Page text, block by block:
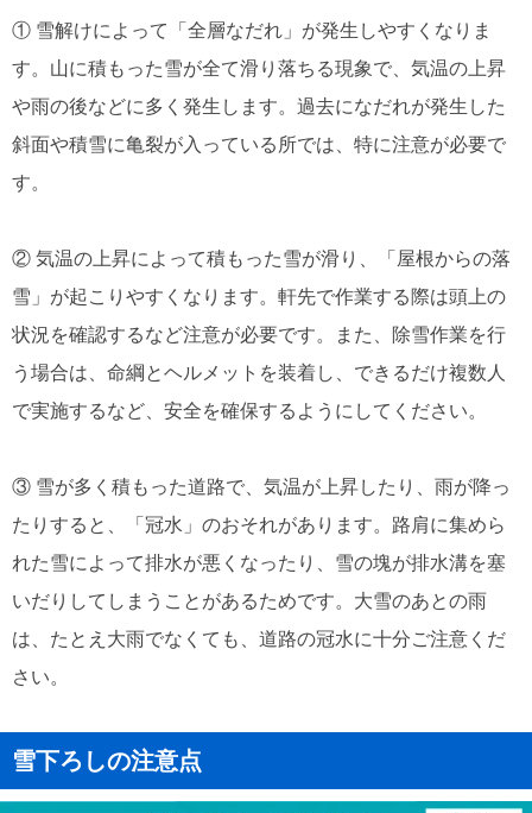
① 雪解けによって「全層なだれ」が発生しやすくなりま
す。山に積もった雪が全て滑り落ちる現象で、気温の上昇
や雨の後などに多く発生します。過去になだれが発生した
斜面や積雪に亀裂が入っている所では、特に注意が必要で
す。
② 気温の上昇によって積もった雪が滑り、「屋根からの落
雪」が起こりやすくなります。軒先で作業する際は頭上の
状況を確認するなど注意が必要です。また、除雪作業を行
う場合は、命綱とヘルメットを装着し、できるだけ複数人
で実施するなど、安全を確保するようにしてください。
③ 雪が多く積もった道路で、気温が上昇したり、雨が降っ
たりすると、「冠水」のおそれがあります。路肩に集めら
れた雪によって排水が悪くなったり、雪の塊が排水溝を塞
いだりしてしまうことがあるためです。大雪のあとの雨
は、たとえ大雨でなくても、道路の冠水に十分ご注意くだ
さい。
雪下ろしの注意点